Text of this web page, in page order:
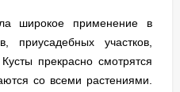
широкое применение в
приусадебных участков,
прекрасно смотрятся
со всеми растениями.